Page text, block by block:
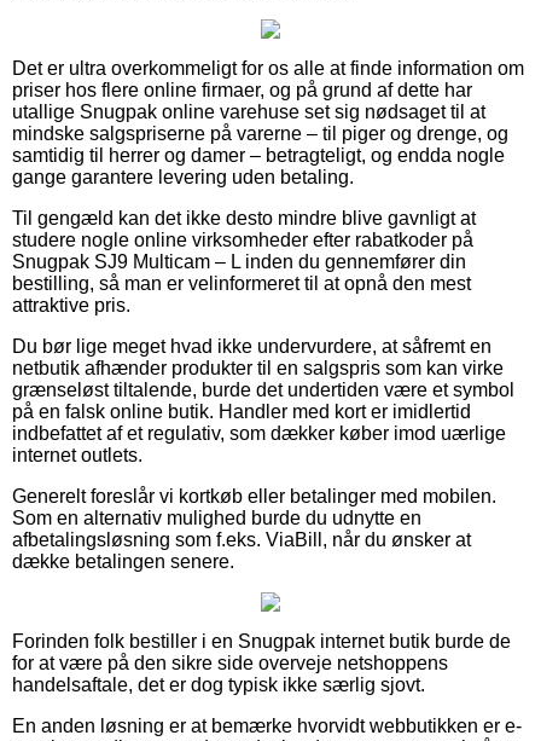
Det er ultra overkommeligt for os alle at finde information om
priser hos flere online firmaer, og på grund af dette har
utallige Snugpak online varehuse set sig nødsaget til at
mindske salgspriserne på varerne – til piger og drenge, og
samtidig til herrer og damer – betragteligt, og endda nogle
gange garantere levering uden betaling.
Til gengæld kan det ikke desto mindre blive gavnligt at
studere nogle online virksomheder efter rabatkoder på
Snugpak SJ9 Multicam – L inden du gennemfører din
bestilling, så man er velinformeret til at opnå den mest
attraktive pris.
Du bør lige meget hvad ikke undervurdere, at såfremt en
netbutik afhænder produkter til en salgspris som kan virke
grænseløst tiltalende, burde det undertiden være et symbol
på en falsk online butik. Handler med kort er imidlertid
indbefattet af et regulativ, som dækker køber imod uærlige
internet outlets.
Generelt foreslår vi kortkøb eller betalinger med mobilen.
Som en alternativ mulighed burde du udnytte en
afbetalingsløsning som f.eks. ViaBill, når du ønsker at
dække betalingen senere.
Forinden folk bestiller i en Snugpak internet butik burde de
for at være på den sikre side overveje netshoppens
handelsaftale, det er dog typisk ikke særlig sjovt.
En anden løsning er at bemærke hvorvidt webbutikken er e-